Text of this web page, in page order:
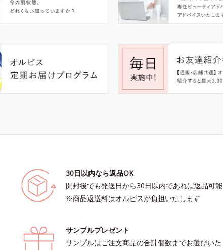
30日以内なら返品OK
開封後でも発送日から30日以内であれば返品可能
※商品返送料はオルビスが負担いたします
サンプルプレゼント
サンプルはご注文商品の合計個数までお選びいた